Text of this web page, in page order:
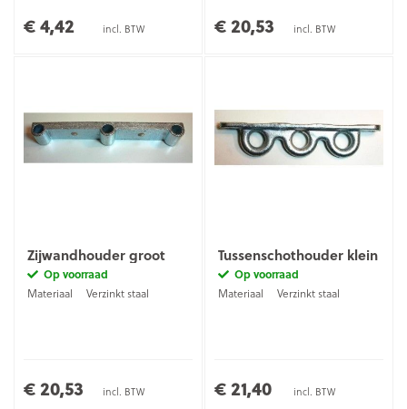
€ 4,42 incl. BTW € 20,53 incl. BTW
Zijwandhouder groot
Op voorraad
Materiaal
Verzinkt staal
€ 20,53 incl. BTW
Tussenschothouder klein
Op voorraad
Materiaal
Verzinkt staal
€ 21,40 incl. BTW